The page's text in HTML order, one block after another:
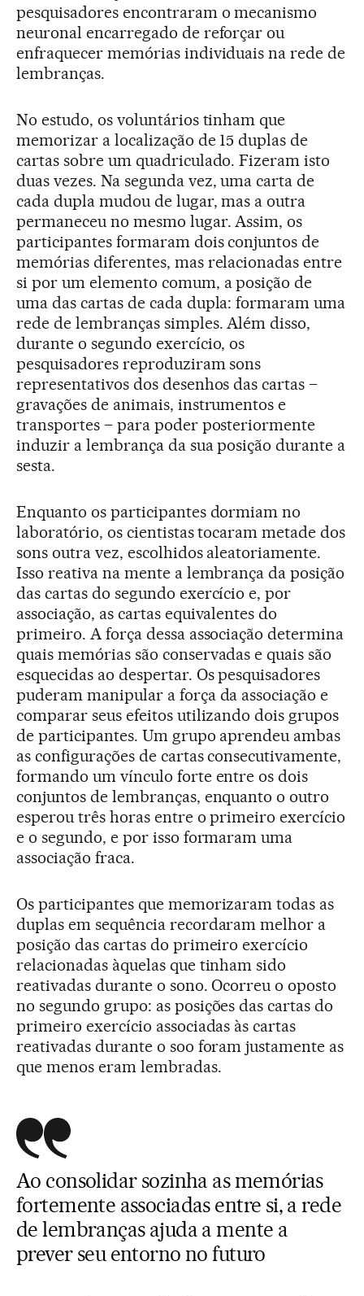
pesquisadores encontraram o mecanismo
neuronal encarregado de reforçar ou
enfraquecer memórias individuais na rede de
lembranças.
No estudo, os voluntários tinham que
memorizar a localização de 15 duplas de
cartas sobre um quadriculado. Fizeram isto
duas vezes. Na segunda vez, uma carta de
cada dupla mudou de lugar, mas a outra
permaneceu no mesmo lugar. Assim, os
participantes formaram dois conjuntos de
memórias diferentes, mas relacionadas entre
si por um elemento comum, a posição de
uma das cartas de cada dupla: formaram uma
rede de lembranças simples. Além disso,
durante o segundo exercício, os
pesquisadores reproduziram sons
representativos dos desenhos das cartas –
gravações de animais, instrumentos e
transportes – para poder posteriormente
induzir a lembrança da sua posição durante a
sesta.
Enquanto os participantes dormiam no
laboratório, os cientistas tocaram metade dos
sons outra vez, escolhidos aleatoriamente.
Isso reativa na mente a lembrança da posição
das cartas do segundo exercício e, por
associação, as cartas equivalentes do
primeiro. A força dessa associação determina
quais memórias são conservadas e quais são
esquecidas ao despertar. Os pesquisadores
puderam manipular a força da associação e
comparar seus efeitos utilizando dois grupos
de participantes. Um grupo aprendeu ambas
as configurações de cartas consecutivamente,
formando um vínculo forte entre os dois
conjuntos de lembranças, enquanto o outro
esperou três horas entre o primeiro exercício
e o segundo, e por isso formaram uma
associação fraca.
Os participantes que memorizaram todas as
duplas em sequência recordaram melhor a
posição das cartas do primeiro exercício
relacionadas àquelas que tinham sido
reativadas durante o sono. Ocorreu o oposto
no segundo grupo: as posições das cartas do
primeiro exercício associadas às cartas
reativadas durante o soo foram justamente as
que menos eram lembradas.
Ao consolidar sozinha as memórias
fortemente associadas entre si, a rede
de lembranças ajuda a mente a
prever seu entorno no futuro